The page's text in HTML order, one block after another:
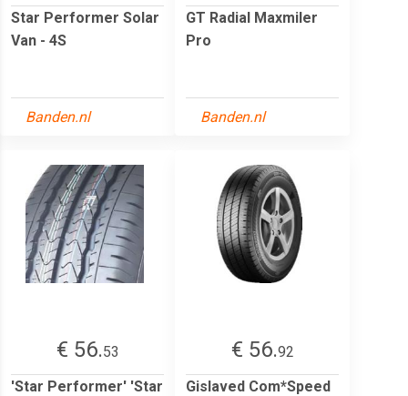
Star Performer Solar
Van - 4S
Banden.nl
GT Radial Maxmiler
Pro
Banden.nl
€ 56.53
'Star Performer' 'Star
€ 56.92
Gislaved Com*Speed